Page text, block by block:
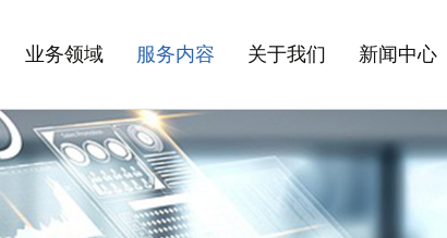
业务领域 服务内容 关于我们 新闻中心